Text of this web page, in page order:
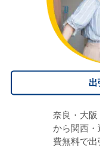
出
奈良・大
から関西・
費無料で出